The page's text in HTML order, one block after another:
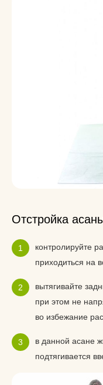
Отстройка
контролируйте
приходиться на
вытягивайте
при этом не
во избежание
в данной асане
подтягивается